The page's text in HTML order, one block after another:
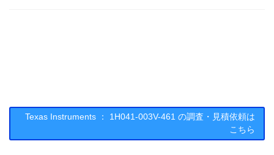
Texas Instruments ： 1H041-003V-461 の調査・見積依頼は
こちら